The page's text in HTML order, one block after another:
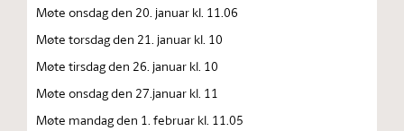
Møte onsdag den 20. januar kl. 11.06
Møte torsdag den 21. januar kl. 10
Møte tirsdag den 26. januar kl. 10
Møte onsdag den 27.januar kl. 11
Møte mandag den 1. februar kl. 11.05